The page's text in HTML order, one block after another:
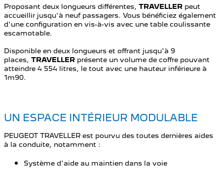
Proposant deux longueurs différentes, TRAVELLER peut
accueillir jusqu'à neuf passagers. Vous bénéficiez également
d'une configuration en vis-à-vis avec une table coulissante
escamotable.
Disponible en deux longueurs et offrant jusqu'à 9
places, TRAVELLER présente un volume de coffre pouvant
atteindre 4 554 litres, le tout avec une hauteur inférieure à
1m90.
UN ESPACE INTÉRIEUR MODULABLE
PEUGEOT TRAVELLER est pourvu des toutes dernières aides
à la conduite, notamment :
Système d'aide au maintien dans la voie